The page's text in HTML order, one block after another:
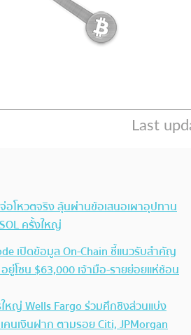
อโหวตจริง ลุ้นผ่านข้อเสนอเผาอุปทาน
ครั้งใหญ่
เปิดข้อมูล On-Chain ชี้แนวรับสำคัญ
ยู่โซน $63,000 เจ้ามือ-รายย่อยแห่ช้อน
หญ่ Wells Fargo ร่วมศึกชิงส่วนแบ่ง
คนเงินฝาก ตามรอย Citi, JPMorgan